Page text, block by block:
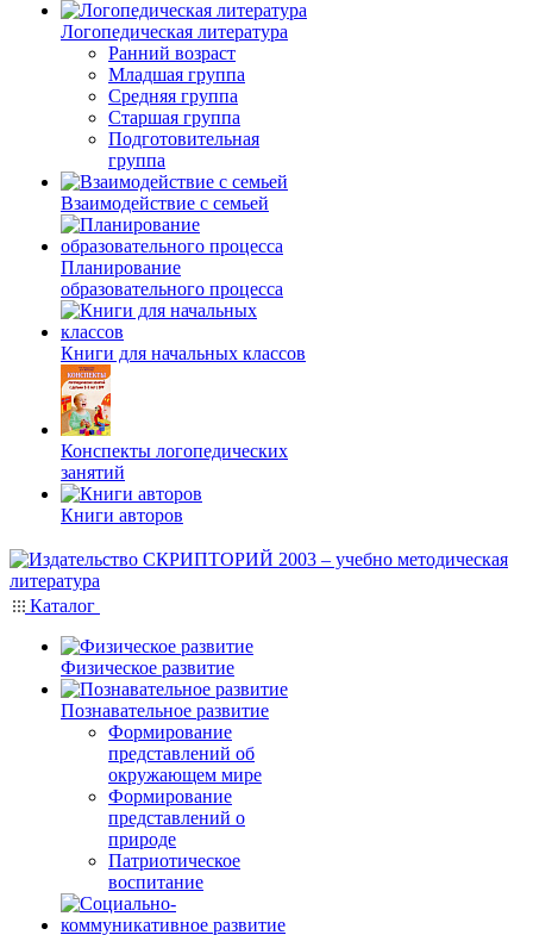
Логопедическая литература
Ранний возраст
Младшая группа
Средняя группа
Старшая группа
Подготовительная
группа
Взаимодействие с семьей
Планирование
образовательного процесса
Книги для начальных классов
Конспекты логопедических
занятий
Книги авторов
Каталог
Физическое развитие
Познавательное развитие
Формирование
представлений об
окружающем мире
Формирование
представлений о
природе
Патриотическое
воспитание